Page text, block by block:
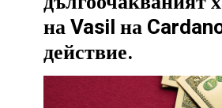
на Vasil на
действие.